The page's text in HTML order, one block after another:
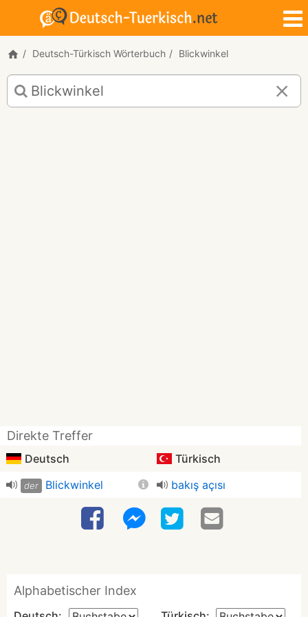
Deutsch-Türkisch Wörterbuch Blickwinkel
Deutsch-
Türkisch
Übersetzung
Direkte Treffer
Deutsch Türkisch
der Blickwinkel bakış açısı
Alphabetischer Index